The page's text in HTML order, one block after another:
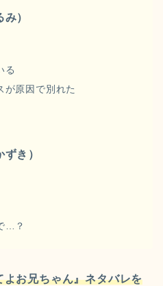
）
る
が原因で別れた
き）
…？
お兄ちゃん』ネタバレを